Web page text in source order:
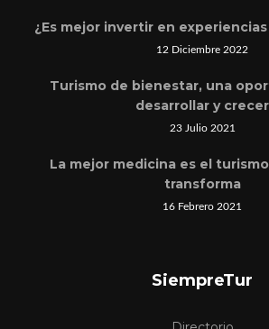
¿Es mejor invertir en
12 Diciembre 2022
Turismo de bienestar, una
desarrollar y crecer
23 Julio 2021
La mejor medicina es el
transforma
16 Febrero 2021
SiempreTur